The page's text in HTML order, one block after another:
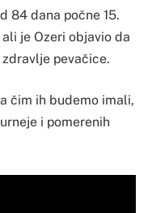
84 dana počne 15.
je Ozeri objavio da
pevačice.
čim ih budemo imali,
i pomerenih